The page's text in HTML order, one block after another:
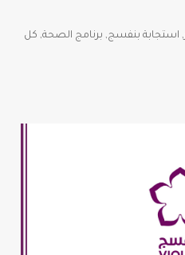
, استجابة بنفسج, برنامج الصحة, كل